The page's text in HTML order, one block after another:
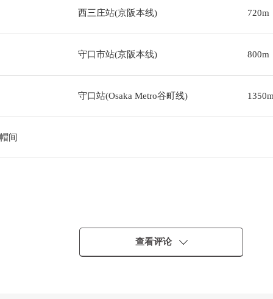
西三庄站(京阪本线) 720m
守口市站(京阪本线) 800m
守口站(Osaka Metro谷町线)
间
查看评论